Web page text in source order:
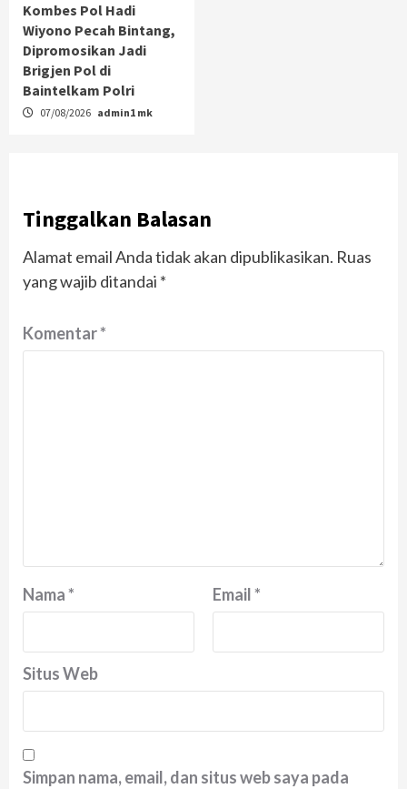
Kombes Pol Hadi
Wiyono Pecah Bintang,
Dipromosikan Jadi
Brigjen Pol di
Baintelkam Polri
07/08/2026 admin1 mk
Tinggalkan Balasan
Alamat email Anda tidak akan dipublikasikan. Ruas
yang wajib ditandai *
Komentar*
Nama* Email*
Situs Web
Simpan nama, email, dan situs web saya pada